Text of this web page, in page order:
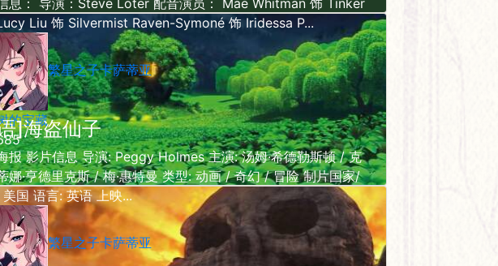
息： 导演：Steve Loter 配音演员： Mae Whitman 饰 Tinker
Liu 饰 Silvermist Raven-Symoné 饰 Iridessa P...
繁星之子卡萨蒂亚
的宝藏
]海盗仙子
报 影片信息 导演: Peggy Holmes 主演: 汤姆·希德勒斯顿 / 克
娜·亨德里克斯 / 梅·惠特曼 类型: 动画 / 奇幻 / 冒险 制片国家/
国 语言: 英语 上映...
繁星之子卡萨蒂亚